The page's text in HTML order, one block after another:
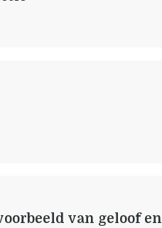
van geloof en